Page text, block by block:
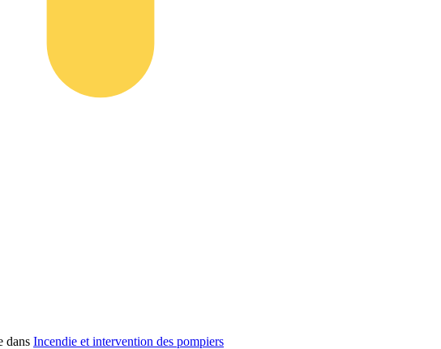
dans Incendie et intervention des pompiers